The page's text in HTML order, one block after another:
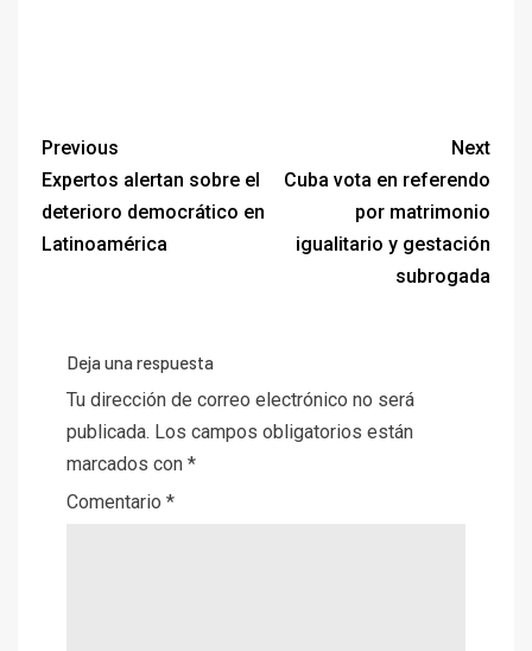
Previous
Expertos alertan sobre el
deterioro democrático en
Latinoamérica
Next
Cuba vota en referendo
por matrimonio
igualitario y gestación
subrogada
Deja una respuesta
Tu dirección de correo electrónico no será
publicada. Los campos obligatorios están
marcados con *
Comentario *